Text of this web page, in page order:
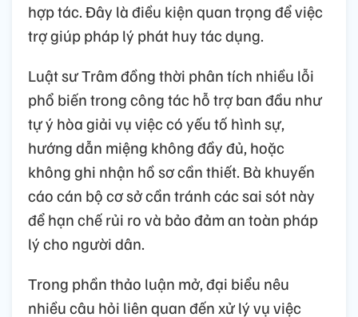
hợp tác. Đây là điều kiện quan trọng để việc
trợ giúp pháp lý phát huy tác dụng.
Luật sư Trâm đồng thời phân tích nhiều lỗi
phổ biến trong công tác hỗ trợ ban đầu như
tự ý hòa giải vụ việc có yếu tố hình sự,
hướng dẫn miệng không đầy đủ, hoặc
không ghi nhận hồ sơ cần thiết. Bà khuyến
cáo cán bộ cơ sở cần tránh các sai sót này
để hạn chế rủi ro và bảo đảm an toàn pháp
lý cho người dân.
Trong phần thảo luận mở, đại biểu nêu
nhiều câu hỏi liên quan đến xử lý vụ việc